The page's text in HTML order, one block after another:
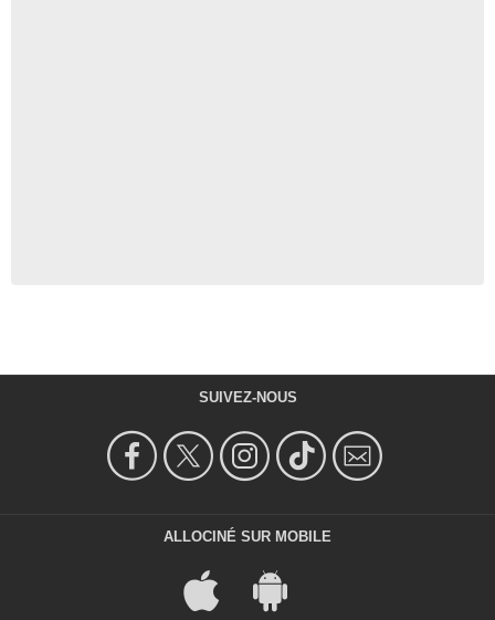
SUIVEZ-NOUS
ALLOCINÉ SUR MOBILE